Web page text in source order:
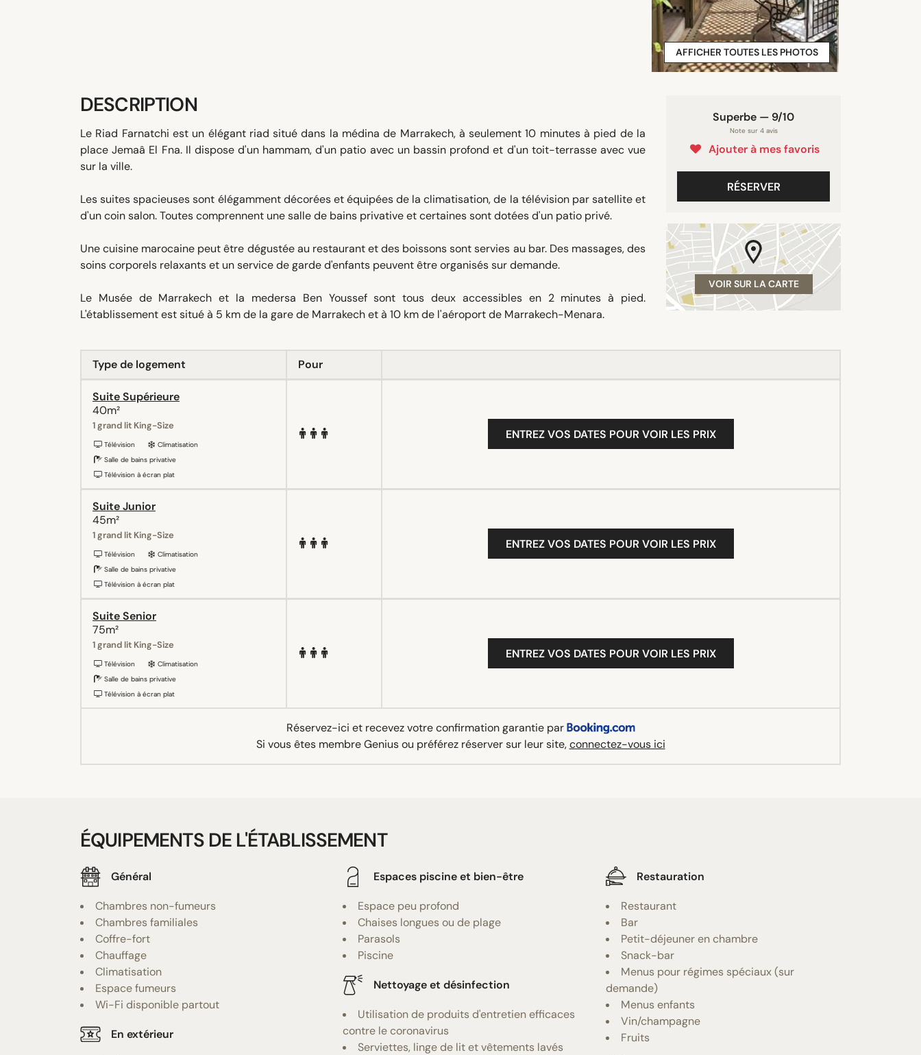
AFFICHER TOUTES LES PHOTOS
Superbe — 9/10
Note sur 4 avis
Ajouter à mes favoris
RÉSERVER
VOIR SUR LA CARTE
DESCRIPTION
Le Riad Farnatchi est un élégant riad situé dans la médina de Marrakech, à seulement 10 minutes à pied de la
place Jemaâ El Fna. Il dispose d'un hammam, d'un patio avec un bassin profond et d'un toit-terrasse avec vue
sur la ville.
Les suites spacieuses sont élégamment décorées et équipées de la climatisation, de la télévision par satellite et
d'un coin salon. Toutes comprennent une salle de bains privative et certaines sont dotées d'un patio privé.
Une cuisine marocaine peut être dégustée au restaurant et des boissons sont servies au bar. Des massages, des
soins corporels relaxants et un service de garde d'enfants peuvent être organisés sur demande.
Le Musée de Marrakech et la medersa Ben Youssef sont tous deux accessibles en 2 minutes à pied.
L'établissement est situé à 5 km de la gare de Marrakech et à 10 km de l'aéroport de Marrakech-Menara.
Type de logement Pour
Suite Supérieure
40m²
1 grand lit King-Size
Télévision
Climatisation
Salle de bains privative
Télévision à écran plat
ENTREZ VOS DATES POUR VOIR LES PRIX
Suite Junior
45m²
1 grand lit King-Size
Télévision
Climatisation
Salle de bains privative
Télévision à écran plat
ENTREZ VOS DATES POUR VOIR LES PRIX
Suite Senior
75m²
1 grand lit King-Size
Télévision
Climatisation
Salle de bains privative
Télévision à écran plat
ENTREZ VOS DATES POUR VOIR LES PRIX
Réservez-ici et recevez votre confirmation garantie par
Si vous êtes membre Genius ou préférez réserver sur leur site,connectez-vous ici
ÉQUIPEMENTS DE L'ÉTABLISSEMENT
Général
Chambres non-fumeurs
Chambres familiales
Coffre-fort
Chauffage
Climatisation
Espace fumeurs
Wi-Fi disponible partout
En extérieur
Espaces piscine et bien-être
Espace peu profond
Chaises longues ou de plage
Parasols
Piscine
Nettoyage et désinfection
Utilisation de produits d'entretien efficaces
contre le coronavirus
Serviettes, linge de lit et vêtements lavés
Restauration
Restaurant
Bar
Petit-déjeuner en chambre
Snack-bar
Menus pour régimes spéciaux (sur
demande)
Menus enfants
Vin/champagne
Fruits